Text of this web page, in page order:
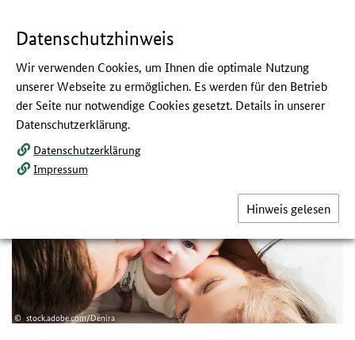
und
Service
Alle Familien erreichen und
befähigen
Handlungsempfehlungen zur
Kariesprävention
stock.adobe.com/Denira
Datenschutzhinweis
Wir verwenden Cookies, um Ihnen die optimale Nutzung
unserer Webseite zu ermöglichen. Es werden für den Betrieb
der Seite nur notwendige Cookies gesetzt. Details in unserer
Datenschutzerklärung.
Datenschutzerklärung
Impressum
Hinweis gelesen